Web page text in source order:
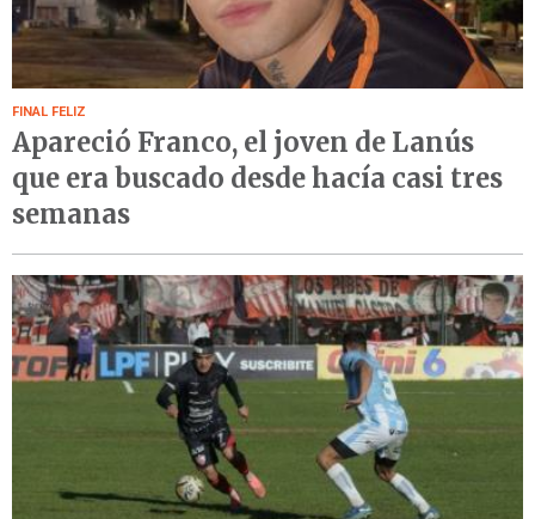
FINAL FELIZ
Apareció Franco, el joven de Lanús
que era buscado desde hacía casi tres
semanas